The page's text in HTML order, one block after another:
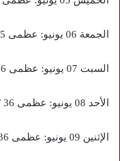
الجمعة 06 يونيو: عظمى 35 / صغرى 22
السبت 07 يونيو: عظمى 36 / صغرى 23
الأحد 08 يونيو: عظمى 36 / صغرى 23
الإثنين 09 يونيو: عظمى 36 / صغرى 23